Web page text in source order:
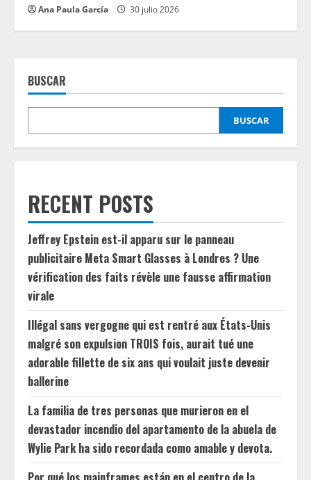
Ana Paula García 30 julio 2026
BUSCAR
BUSCAR
RECENT POSTS
Jeffrey Epstein est-il apparu sur le panneau
publicitaire Meta Smart Glasses à Londres ? Une
vérification des faits révèle une fausse affirmation
virale
Illégal sans vergogne qui est rentré aux États-Unis
malgré son expulsion TROIS fois, aurait tué une
adorable fillette de six ans qui voulait juste devenir
ballerine
La familia de tres personas que murieron en el
devastador incendio del apartamento de la abuela de
Wylie Park ha sido recordada como amable y devota.